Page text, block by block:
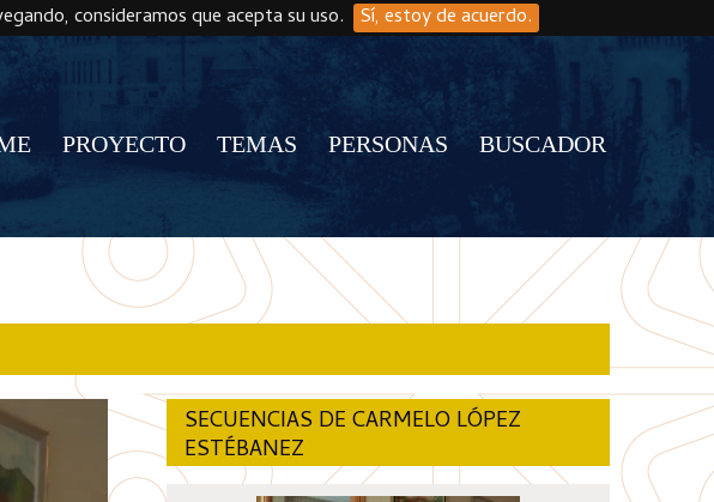
consideramos que acepta su uso. Sí, estoy de acuerdo.
PROYECTO TEMAS PERSONAS BUSCADOR
SECUENCIAS DE CARMELO LÓPEZ
ESTÉBANEZ